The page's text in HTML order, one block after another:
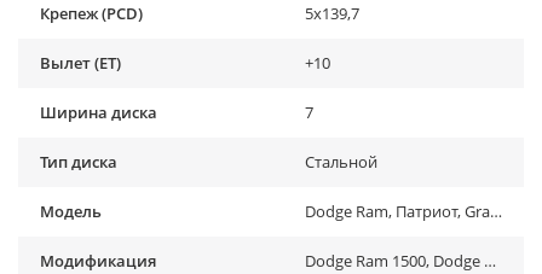
Крепеж (PCD) 5x139,7
Вылет (ET) +10
Ширина диска 7
Тип диска Стальной
Модель Dodge Ram, Патриот, Grand Vitara, Vitara, Jimny
Модификация Dodge Ram 1500, Dodge Ram 1500 Rebel (2019-2021), Dodge Ram 2500 , Dodge Ram 2500 (...-...), Dodge Ram 3500, Dodge Ram 3500 (...-...), Suzuki Grand Vitara I (1998-2005), Suzuki Grand Vitara I (1998-2005), Suzuki Grand Vitara II (2005-2015), Suzuki Grand Vitara II (2005-2015), Suzuki Jimny (1970-1998), Suzuki Jimny (1998-2018), Suzuki Jimny (2018-2022), Suzuki Jimny (2019-...) , Suzuki Vitara (1991-1999), Suzuki Vitara (1991-1999), Suzuki Vitara II (2015-2019), УАЗ 469, УАЗ Барс, УАЗ Буханка (1958-...) , УАЗ Патриот (2005-2015), УАЗ Патриот (2015-2018), УАЗ Патриот (2019-...), УАЗ Патриот пикап (2008-...), УАЗ Симбир (2000-2005), УАЗ Фермер , УАЗ Хантер (2003-...), УАЗ-3151